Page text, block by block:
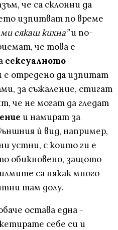
че са склонни да
изпитват по време
сякаш кихна”и по-
че това е
сексуалното
е отредено да изпитат
за съжаление, стигат
че не могат да гледат
и намират за
ѝ вид, например,
устни, с които ги е
обикновено, защото
са някак много
там долу.
остава една -
себе си и